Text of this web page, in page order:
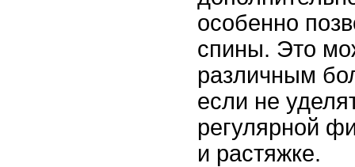
особенно
спины. Это
различным
если не
регулярной
и растяжке.